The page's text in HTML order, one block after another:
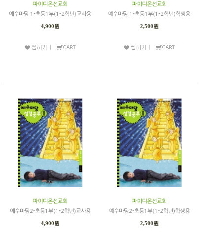
파이디온선교회
예수마당 1-초등1부(1-2학년)교사용
4,900원
파이디온선교회
예수마당 1-초등1부(1-2학년)학생용
2,500원
파이디온선교회
예수마당2-초등1부(1-2학년)교사용
4,900원
파이디온선교회
예수마당2-초등1부(1-2학년)학생용
2,500원